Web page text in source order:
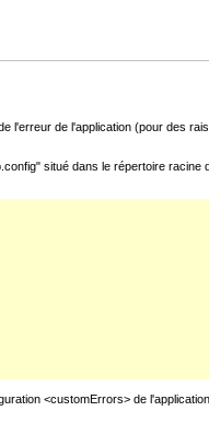
l'erreur de l'application (pour des
situé dans le répertoire racine
<customErrors> de